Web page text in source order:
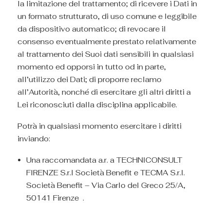
la limitazione del trattamento; di ricevere i Dati in
un formato strutturato, di uso comune e leggibile
da dispositivo automatico; di revocare il
consenso eventualmente prestato relativamente
al trattamento dei Suoi dati sensibili in qualsiasi
momento ed opporsi in tutto od in parte,
all’utilizzo dei Dati; di proporre reclamo
all’Autorità, nonché di esercitare gli altri diritti a
Lei riconosciuti dalla disciplina applicabile.
Potrà in qualsiasi momento esercitare i diritti
inviando:
Una raccomandata a.r. a TECHNICONSULT
FIRENZE S.r.l Società Benefit e TECMA S.r.l.
Società Benefit – Via Carlo del Greco 25/A,
50141 Firenze .